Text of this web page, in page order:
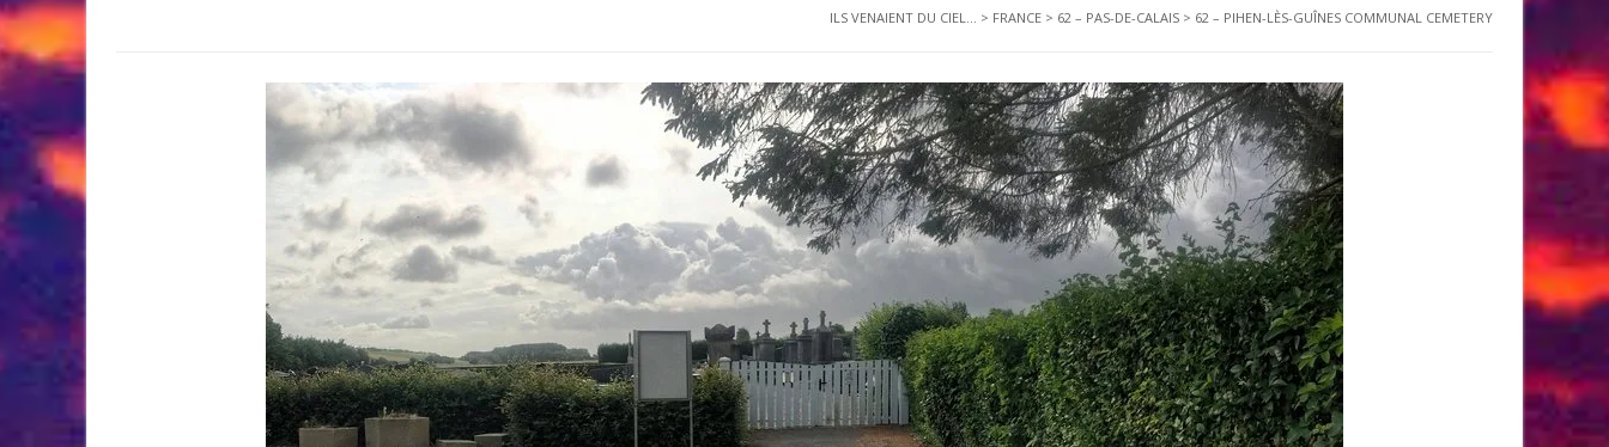
ILS VENAIENT DU CIEL... > FRANCE > 62 – PAS-DE-CALAIS > 62 – PIHEN-LÈS-GUÎNES COMMUNAL CEMETERY